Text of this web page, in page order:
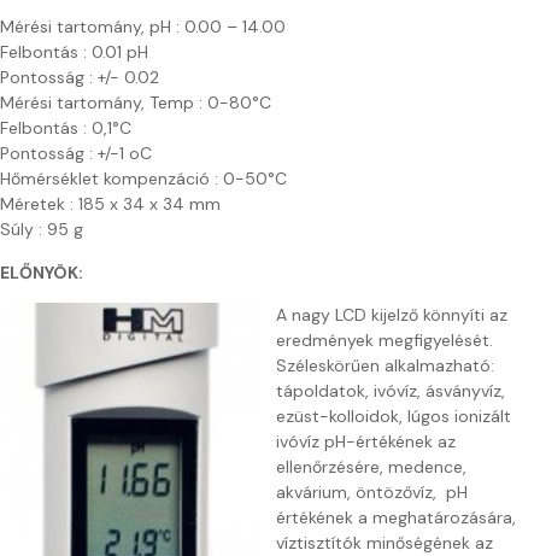
Mérési tartomány, pH : 0.00 – 14.00
Felbontás : 0.01 pH
Pontosság : +/- 0.02
Mérési tartomány, Temp : 0-80°C
Felbontás : 0,1°C
Pontosság : +/-1 oC
Hőmérséklet kompenzáció : 0-50°C
Méretek : 185 x 34 x 34 mm
Súly : 95 g
ELŐNYÖK:
A nagy LCD kijelző könnyíti az
eredmények megfigyelését.
Széleskörűen alkalmazható:
tápoldatok, ivóvíz, ásványvíz,
ezüst-kolloidok, lúgos ionizált
ivóvíz pH-értékének az
ellenőrzésére, medence,
akvárium, öntözővíz, pH
értékének a meghatározására,
víztisztítók minőségének az